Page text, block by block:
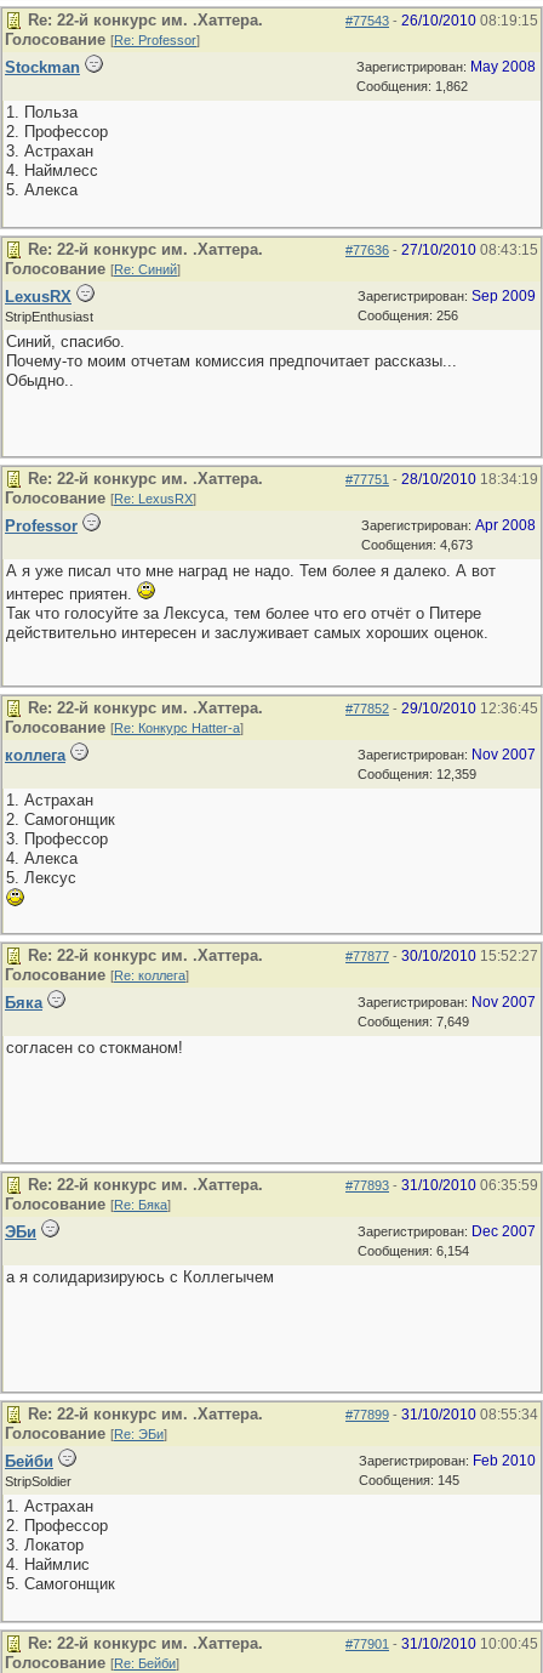
#77543 - 26/10/2010 08:19:15
Re: 22-й конкурс им. .Хаттера.
Голосование [Re: Professor]
Зарегистрирован: May 2008
Сообщения: 1,862
Stockman
1. Польза
2. Профессор
3. Астрахан
4. Наймлесс
5. Алекса
#77636 - 27/10/2010 08:43:15
Re: 22-й конкурс им. .Хаттера.
Голосование [Re: Синий]
Зарегистрирован: Sep 2009
Сообщения: 256
LexusRX
StripEnthusiast
Синий, спасибо.
Почему-то моим отчетам комиссия предпочитает рассказы...
Обыдно..
#77751 - 28/10/2010 18:34:19
Re: 22-й конкурс им. .Хаттера.
Голосование [Re: LexusRX]
Зарегистрирован: Apr 2008
Сообщения: 4,673
Professor
А я уже писал что мне наград не надо. Тем более я далеко. А вот
интерес приятен.
Так что голосуйте за Лексуса, тем более что его отчёт о Питере
действительно интересен и заслуживает самых хороших оценок.
#77852 - 29/10/2010 12:36:45
Re: 22-й конкурс им. .Хаттера.
Голосование [Re: Конкурс Hatter-a]
Зарегистрирован: Nov 2007
Сообщения: 12,359
коллега
1. Астрахан
2. Самогонщик
3. Профессор
4. Алекса
5. Лексус
#77877 - 30/10/2010 15:52:27
Re: 22-й конкурс им. .Хаттера.
Голосование [Re: коллега]
Зарегистрирован: Nov 2007
Сообщения: 7,649
Бяка
согласен со стокманом!
#77893 - 31/10/2010 06:35:59
Re: 22-й конкурс им. .Хаттера.
Голосование [Re: Бяка]
Зарегистрирован: Dec 2007
Сообщения: 6,154
ЭБи
а я солидаризируюсь с Коллегычем
#77899 - 31/10/2010 08:55:34
Re: 22-й конкурс им. .Хаттера.
Голосование [Re: ЭБи]
Зарегистрирован: Feb 2010
Сообщения: 145
Бейби
StripSoldier
1. Астрахан
2. Профессор
3. Локатор
4. Наймлис
5. Самогонщик
#77901 - 31/10/2010 10:00:45
Re: 22-й конкурс им. .Хаттера.
Голосование [Re: Бейби]